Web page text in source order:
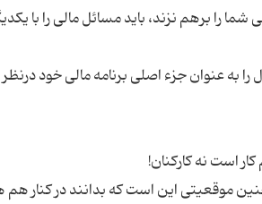
را برهم نزند، باید مسائل مالی را با
عنوان جزء اصلی برنامه مالی خود درنظر
موقعیتی این است که بدانند در کنار